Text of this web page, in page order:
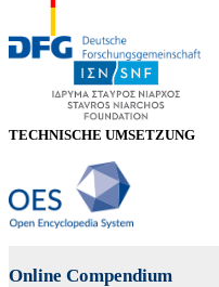
TECHNISCHE UMSETZUNG
Online Compendium